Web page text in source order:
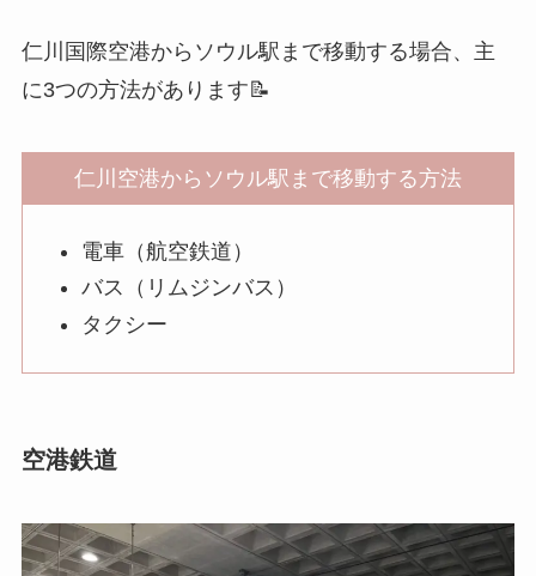
仁川国際空港からソウル駅まで移動する場合、主
に3つの方法があります📝
仁川空港からソウル駅まで移動する方法
電車（航空鉄道）
バス（リムジンバス）
タクシー
空港鉄道